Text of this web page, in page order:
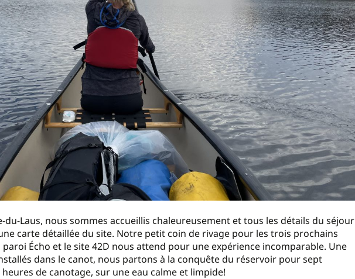
Laus, nous sommes accueillis chaleureusement et tous les détails du séjour
carte détaillée du site. Notre petit coin de rivage pour les trois prochains
Écho et le site 42D nous attend pour une expérience incomparable. Une
dans le canot, nous partons à la conquête du réservoir pour sept
de canotage, sur une eau calme et limpide!